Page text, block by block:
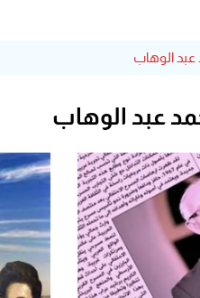
الوهاب
عبد الوهاب